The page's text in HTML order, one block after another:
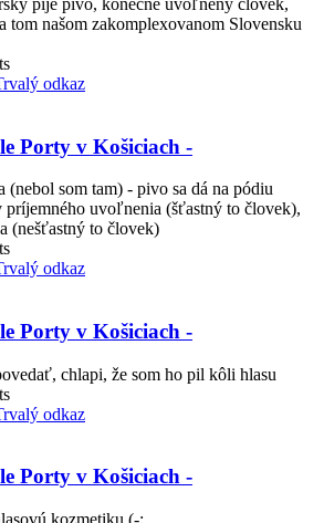
tom našom zakomplexovanom Slovensku
odkaz
Porty v Košiciach -
(nebol som tam) - pivo sa dá na pódiu
príjemného uvoľnenia (šťastný to človek),
(nešťastný to človek)
odkaz
Porty v Košiciach -
chlapi, že som ho pil kôli hlasu
odkaz
Porty v Košiciach -